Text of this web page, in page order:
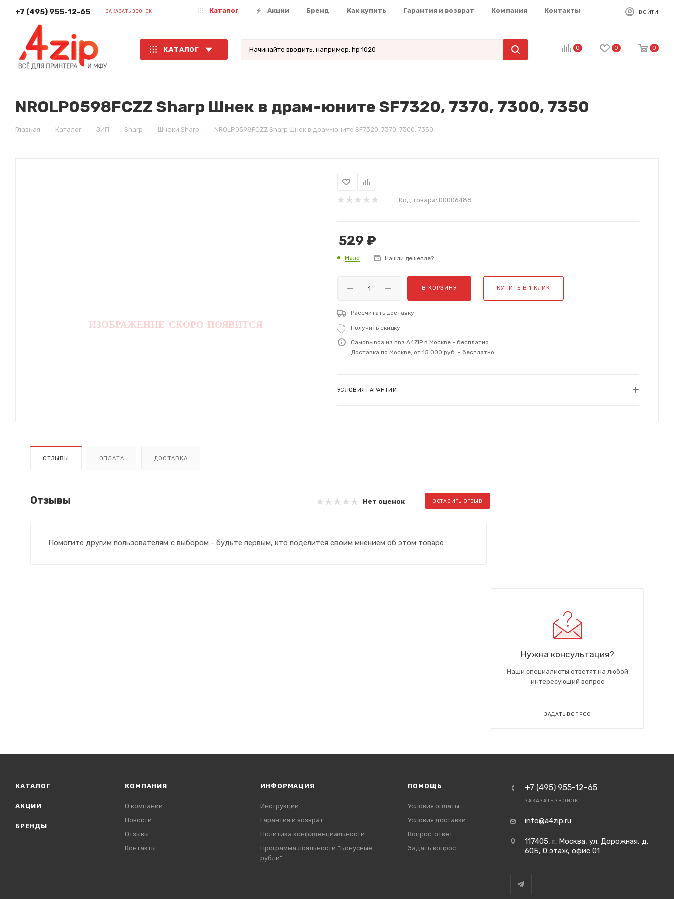
+7 (495) 955-12-65 ЗАКАЗАТЬ ЗВОНОК Каталог Акции Бренд Как купить Гарантия и возврат Компания Контакты ВОЙТИ
КАТАЛОГ 0 0 0
NROLP0598FCZZ Sharp Шнек в драм-юните SF7320, 7370, 7300, 7350
Главная — Каталог — ЗИП — Sharp — Шнеки Sharp — NROLP0598FCZZ Sharp Шнек в драм-юните SF7320, 7370, 7300, 7350
Код товара: 00006488
529 ₽
Мало Нашли дешевле?
В КОРЗИНУ КУПИТЬ В 1 КЛИК
Рассчитать доставку
Получить скидку
Самовывоз из пвз A4ZIP в Москве - бесплатно
Доставка по Москве, от 15 000 руб. - бесплатно
УСЛОВИЯ ГАРАНТИИ
ОТЗЫВЫ ОПЛАТА ДОСТАВКА
Отзывы Нет оценок ОСТАВИТЬ ОТЗЫВ
Помогите другим пользователям с выбором - будьте первым, кто поделится своим мнением об этом товаре
Нужна консультация?
Наши специалисты ответят на любой
интересующий вопрос
ЗАДАТЬ ВОПРОС
КАТАЛОГ
АКЦИИ
БРЕНДЫ
КОМПАНИЯ
О компании
Новости
Отзывы
Контакты
ИНФОРМАЦИЯ
Инструкции
Гарантия и возврат
Политика конфиденциальности
Программа лояльности "Бонусные
рубли"
ПОМОЩЬ
Условия оплаты
Условия доставки
Вопрос-ответ
Задать вопрос
+7 (495) 955-12-65
ЗАКАЗАТЬ ЗВОНОК
info@a4zip.ru
117405, г. Москва, ул. Дорожная, д.
60Б, 0 этаж, офис 01